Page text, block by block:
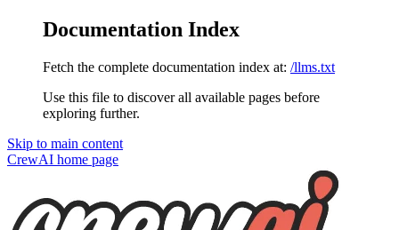
Documentation Index
Fetch the complete documentation index at: /llms.txt
Use this file to discover all available pages before
exploring further.
Skip to main content
CrewAI home page